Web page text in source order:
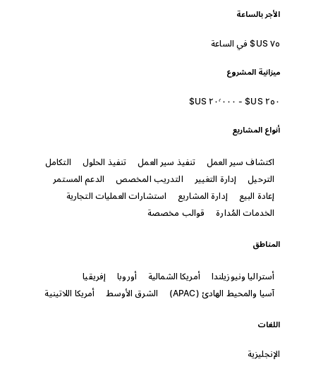
الأجر بالساعة
ميزانية المشروع
أنواع المشاريع
اكتشاف سير العمل تنفيذ سير العمل تنفيذ الحلول
التكامل
إدارة التغيير التدريب المخصص
الدعم المستمر
إعادة البيع
إدارة المشاريع
استشارات العمليات التجارية
الخدمات المُدارة
قوالب مخصصة
أستراليا ونيوزيلندا أمريكا الشمالية أوروبا
إفريقيا
آسيا والمحيط الهادئ (APAC)
الشرق الأوسط أمريكا اللاتينية
الإنجليزية